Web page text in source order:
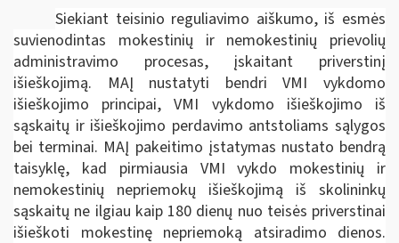
Siekiant teisinio reguliavimo aiškumo, iš esmės
suvienodintas mokestinių ir nemokestinių prievolių
administravimo procesas, įskaitant priverstinį
išieškojimą. MAĮ nustatyti bendri VMI vykdomo
išieškojimo principai, VMI vykdomo išieškojimo iš
sąskaitų ir išieškojimo perdavimo antstoliams sąlygos
bei terminai. MAĮ pakeitimo įstatymas nustato bendrą
taisyklę, kad pirmiausia VMI vykdo mokestinių ir
nemokestinių nepriemokų išieškojimą iš skolininkų
sąskaitų ne ilgiau kaip 180 dienų nuo teisės priverstinai
išieškoti mokestinę nepriemoką atsiradimo dienos.